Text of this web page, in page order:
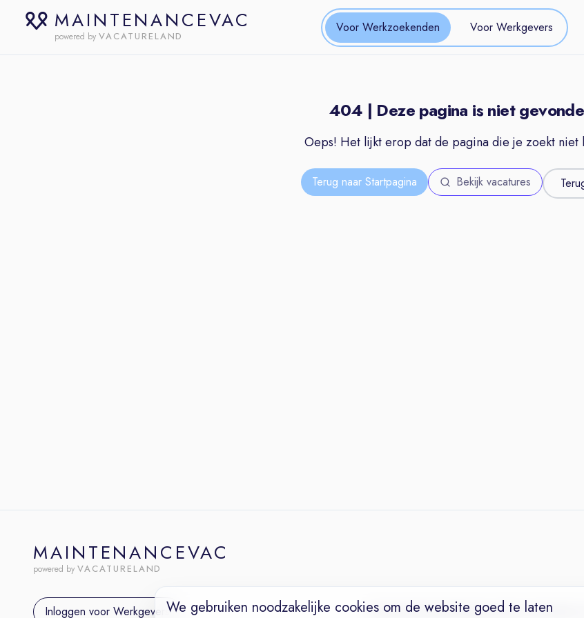
MAINTENANCEVAC
powered by VACATURELAND
Voor Werkzoekenden Voor Werkgevers
404 | Deze pagina is niet
Oeps! Het lijkt erop dat de pagina die je zoekt niet
Terug naar Startpagina Bekijk vacatures
MAINTENANCEVAC
powered by VACATURELAND
Inloggen voor Werkgevers VacaturesNichesWerkgeversOver OnsMaak
We gebruiken noodzakelijke cookies om de website goed te laten